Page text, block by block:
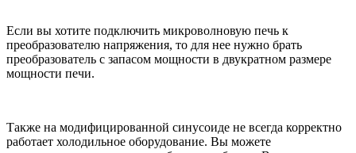
Если вы хотите подключить микроволновую печь к
преобразователю напряжения, то для нее нужно брать
преобразователь с запасом мощности в двукратном размере
мощности печи.
Также на модифицированной синусоиде не всегда корректно
работает холодильное оборудование. Вы можете